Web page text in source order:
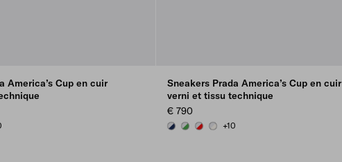
America’s Cup en cuir
Sneakers Prada America’s Cup en cuir
verni et tissu technique
€ 790
ROYAL BLUE/SILVER
GREEN / SILVER
RED/SILVER
PEARL / SILVER
+10